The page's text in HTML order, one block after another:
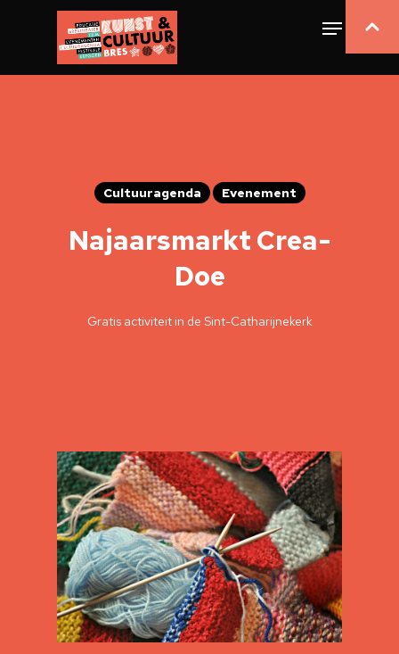
Cultuuragenda Evenement
Najaarsmarkt Crea-
Doe
Gratis activiteit in de Sint-Catharijnekerk